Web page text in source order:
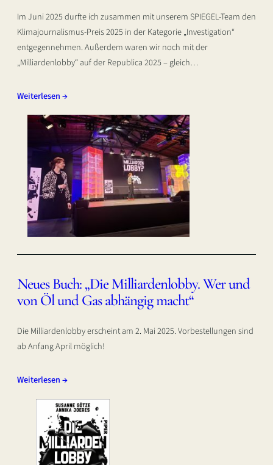
Im Juni 2025 durfte ich zusammen mit unserem SPIEGEL-Team den
Klimajournalismus-Preis 2025 in der Kategorie „Investigation“
entgegennehmen. Außerdem waren wir noch mit der
„Milliardenlobby“ auf der Republica 2025 – gleich…
Weiterlesen →
Neues Buch: „Die Milliardenlobby. Wer und
von Öl und Gas abhängig macht“
Die Milliardenlobby erscheint am 2. Mai 2025. Vorbestellungen sind
ab Anfang April möglich!
Weiterlesen →